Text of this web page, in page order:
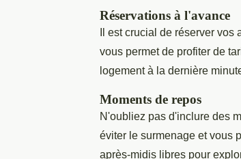
Réservations à l'avance
Il est crucial de réserver
vous permet de profiter de
logement à la dernière
Moments de repos
N'oubliez pas d'inclure des
éviter le surmenage et vous
après-midis libres pour